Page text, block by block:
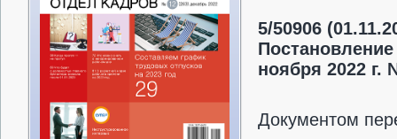
5/50906
ноября 2022 г.
Документом